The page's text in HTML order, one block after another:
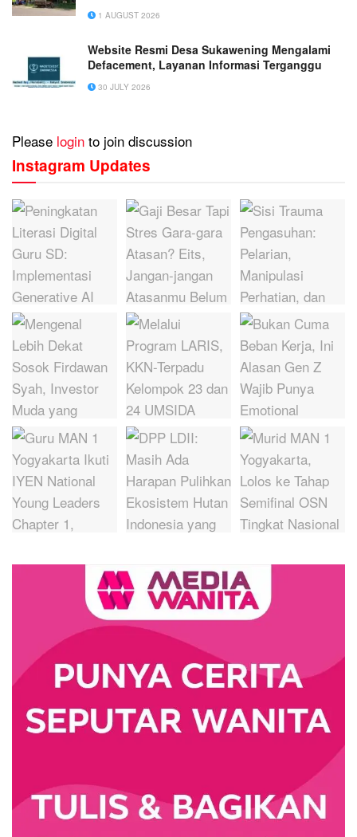
1 AUGUST 2026
Website Resmi Desa Sukawening Mengalami
Defacement, Layanan Informasi Terganggu
30 JULY 2026
Please login to join discussion
Instagram Updates